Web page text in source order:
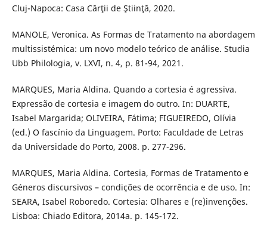
Cluj-Napoca: Casa Cărţii de Ştiinţă, 2020.
MANOLE, Veronica. As Formas de Tratamento na abordagem
multissistémica: um novo modelo teórico de análise. Studia
Ubb Philologia, v. LXVI, n. 4, p. 81-94, 2021.
MARQUES, Maria Aldina. Quando a cortesia é agressiva.
Expressão de cortesia e imagem do outro. In: DUARTE,
Isabel Margarida; OLIVEIRA, Fátima; FIGUEIREDO, Olívia
(ed.) O fascínio da Linguagem. Porto: Faculdade de Letras
da Universidade do Porto, 2008. p. 277-296.
MARQUES, Maria Aldina. Cortesia, Formas de Tratamento e
Géneros discursivos – condições de ocorrência e de uso. In:
SEARA, Isabel Roboredo. Cortesia: Olhares e (re)invenções.
Lisboa: Chiado Editora, 2014a. p. 145-172.